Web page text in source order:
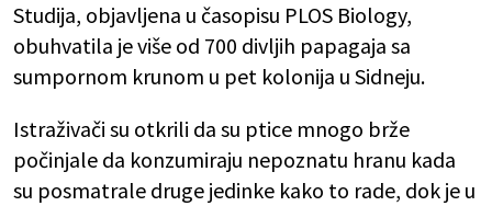
Studija, objavljena u časopisu PLOS Biology,
obuhvatila je više od 700 divljih papagaja sa
sumpornom krunom u pet kolonija u Sidneju.
Istraživači su otkrili da su ptice mnogo brže
počinjale da konzumiraju nepoznatu hranu kada
su posmatrale druge jedinke kako to rade, dok je u